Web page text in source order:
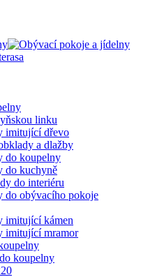
linku
imitující dřevo
a dlažby
do koupelny
do kuchyně
do interiéru
do obývacího pokoje
imitující kámen
imitující mramor
koupelny